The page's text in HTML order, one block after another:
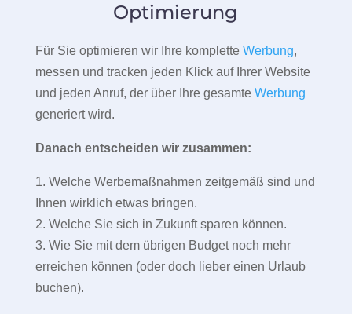
Optimierung
Für Sie optimieren wir Ihre komplette Werbung,
messen und tracken jeden Klick auf Ihrer Website
und jeden Anruf, der über Ihre gesamte Werbung
generiert wird.
Danach entscheiden wir zusammen:
1. Welche Werbemaßnahmen zeitgemäß sind und
Ihnen wirklich etwas bringen.
2. Welche Sie sich in Zukunft sparen können.
3. Wie Sie mit dem übrigen Budget noch mehr
erreichen können (oder doch lieber einen Urlaub
buchen).